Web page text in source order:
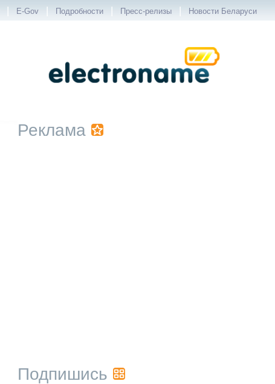
| E-Gov | Подробности | Пресс-релизы | Новости Беларуси
Реклама
Подпишись